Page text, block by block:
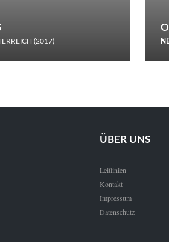
(2017)
ÜBER UNS
Leitlinien
Kontakt
Impressum
Datenschutz